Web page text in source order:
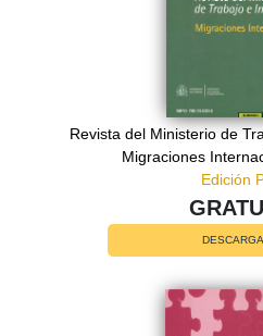
Revista del Ministerio de
Migraciones
Edición